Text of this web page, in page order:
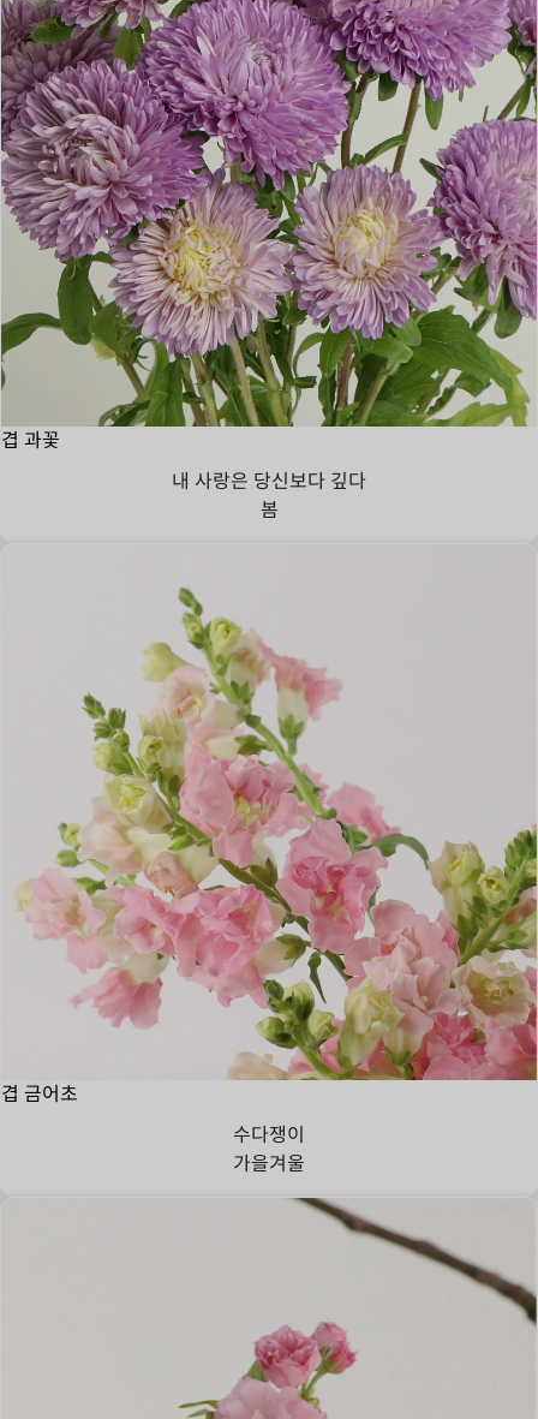
겹 과꽃
내 사랑은 당신보다 깊다
봄
겹 금어초
수다쟁이
가을겨울